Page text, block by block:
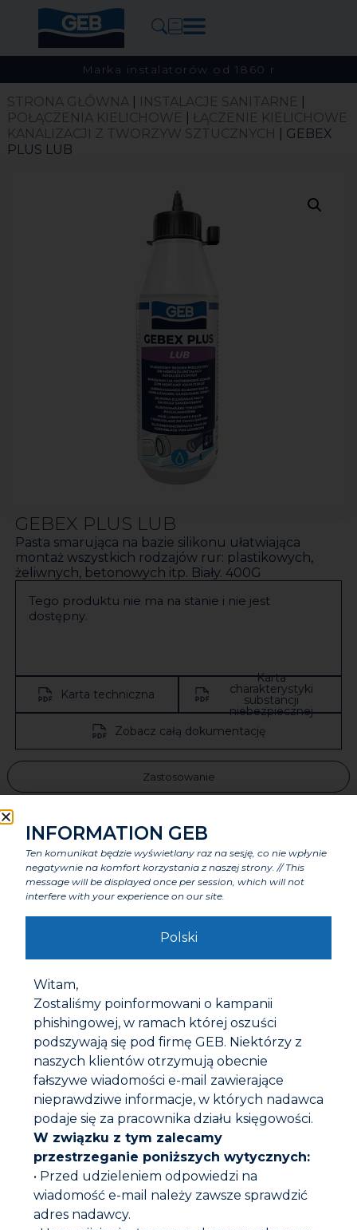
Marka instalatorów od 1860 r
STRONA GŁÓWNA| INSTALACJE SANITARNE
POŁĄCZENIA KIELICHOWE
ŁĄCZENIE KIELICHOWE
KANALIZACJI Z TWORZYW SZTUCZNYCH
| GEBEX
PLUS LUB
GEBEX PLUS LUB
Pasta smarująca na bazie silikonu ułatwiająca
montaż wszystkich rodzajów rur: plastikowych,
żeliwnych, betonowych itp. Biały. 400G
Tego produktu nie ma na stanie i nie jest
dostępny.
Karta techniczna
Karta
charakterystyki
substancji
niebezpiecznej
Zobacz całą dokumentację
Zastosowanie
Zalety
Cechy charakterystyczne
Komponenty
Etykiety i certyfikaty
Ostrzeżenia
Instrukcja obsługi
Przygotowanie :
W zależności od potrzeb:
– Wyczyścić wszystkie części montażowe, w tym
uszczelki, nie zdejmując ich,
– Usunąć wszelkie ślady błota, ziemi lub piasku.
Sposób użycia :
INFORMATION GEB
Ten komunikat będzie wyświetlany raz na sesję, co nie wpłynie
negatywnie na komfort korzystania z naszej strony. // This
message will be displayed once per session, which will not
interfere with your experience on our site.
Polski
Witam,
Zostaliśmy poinformowani o kampanii
phishingowej, w ramach której oszuści
podszywają się pod firmę GEB. Niektórzy z
naszych klientów otrzymują obecnie
fałszywe wiadomości e-mail zawierające
nieprawdziwe informacje, w których nadawca
podaje się za pracownika działu księgowości.
W związku z tym zalecamy
przestrzeganie poniższych wytycznych:
• Przed udzieleniem odpowiedzi na
wiadomość e-mail należy zawsze sprawdzić
adres nadawcy.